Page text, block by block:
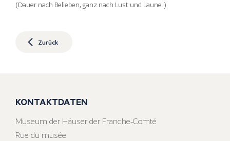
(Dauer nach Belieben, ganz nach Lust und Laune!)
Zurück
KONTAKTDATEN
Museum der Häuser der Franche-Comté
Rue du musée